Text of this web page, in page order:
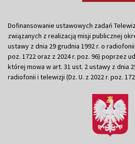
Dofinansowanie ustawowych zadań
związanych z realizacją misji publicznej
ustawy z dnia 29 grudnia 1992 r. o
poz. 1722 oraz z 2024 r. poz. 96) poprzez
której mowa w art. 31 ust. 2 ustawy z dnia
radiofonii i telewizji (Dz. U. z 2022 r. poz.